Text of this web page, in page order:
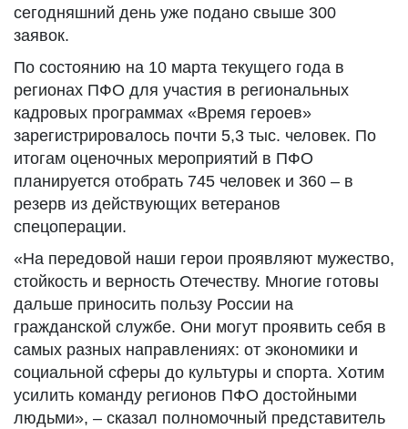
сегодняшний день уже подано свыше 300
заявок.
По состоянию на 10 марта текущего года в
регионах ПФО для участия в региональных
кадровых программах «Время героев»
зарегистрировалось почти 5,3 тыс. человек. По
итогам оценочных мероприятий в ПФО
планируется отобрать 745 человек и 360 – в
резерв из действующих ветеранов
спецоперации.
«На передовой наши герои проявляют мужество,
стойкость и верность Отечеству. Многие готовы
дальше приносить пользу России на
гражданской службе. Они могут проявить себя в
самых разных направлениях: от экономики и
социальной сферы до культуры и спорта. Хотим
усилить команду регионов ПФО достойными
людьми», – сказал полномочный представитель